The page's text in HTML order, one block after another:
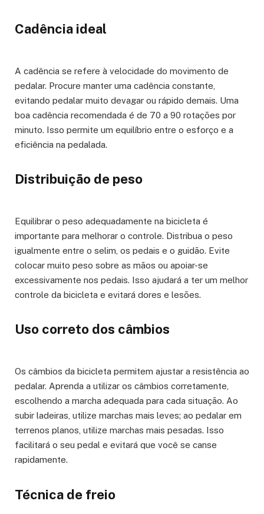
Cadência ideal
A cadência se refere à velocidade do movimento de
pedalar. Procure manter uma cadência constante,
evitando pedalar muito devagar ou rápido demais. Uma
boa cadência recomendada é de 70 a 90 rotações por
minuto. Isso permite um equilíbrio entre o esforço e a
eficiência na pedalada.
Distribuição de peso
Equilibrar o peso adequadamente na bicicleta é
importante para melhorar o controle. Distribua o peso
igualmente entre o selim, os pedais e o guidão. Evite
colocar muito peso sobre as mãos ou apoiar-se
excessivamente nos pedais. Isso ajudará a ter um melhor
controle da bicicleta e evitará dores e lesões.
Uso correto dos câmbios
Os câmbios da bicicleta permitem ajustar a resistência ao
pedalar. Aprenda a utilizar os câmbios corretamente,
escolhendo a marcha adequada para cada situação. Ao
subir ladeiras, utilize marchas mais leves; ao pedalar em
terrenos planos, utilize marchas mais pesadas. Isso
facilitará o seu pedal e evitará que você se canse
rapidamente.
Técnica de freio